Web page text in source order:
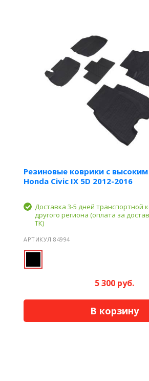
Резиновые коврики с
Honda Civic IX 5D 2012-2016
Доставка 3-5 дней транспортной
другого региона (оплата за
ТК)
АРТИКУЛ 84994
5 300 руб.
В корзину